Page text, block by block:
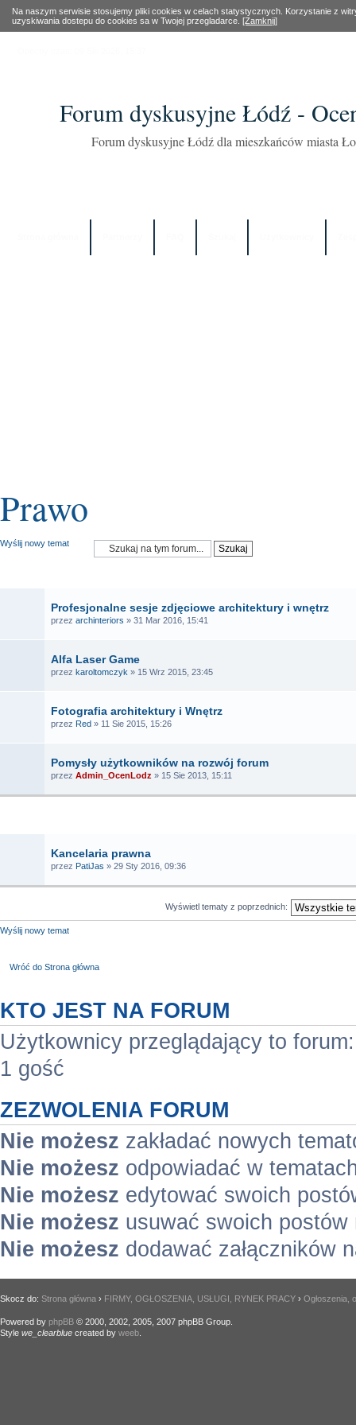
Na naszym serwisie stosujemy pliki cookies w celach statystycznych. Korzystanie z
uzyskiwania dostepu do cookies sa w Twojej przegladarce. [Zamknij]
Forum dyskusyjne Łódź -
Forum dyskusyjne Łódź dla mieszkańców miasta
Prawo
Wyślij nowy temat
Profesjonalne sesje zdjęciowe architektury i wnętrz
przez archinteriors » 31 Mar 2016, 15:41
Alfa Laser Game
przez karoltomczyk » 15 Wrz 2015, 23:45
Fotografia architektury i Wnętrz
przez Red » 11 Sie 2015, 15:26
Pomysły użytkowników na rozwój forum
przez Admin_OcenLodz » 15 Sie 2013, 15:11
Kancelaria prawna
przez PatiJas » 29 Sty 2016, 09:36
Wyświetl tematy z poprzednich:
Wyślij nowy temat
Wróć do Strona główna
KTO JEST NA FORUM
Użytkownicy przeglądający to
1 gość
ZEZWOLENIA FORUM
Nie możesz zakładać nowych
Nie możesz odpowiadać w
Nie możesz edytować swoich
Nie możesz usuwać swoich postów
Nie możesz dodawać załączników
Skocz do: Strona główna › FIRMY, OGŁOSZENIA, USŁUGI, RYNEK PRACY › Ogłoszenia,
Powered by phpBB © 2000, 2002, 2005, 2007 phpBB Group.
Style we_clearblue created by weeb